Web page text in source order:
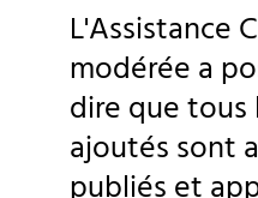
L'Assistance
modérée a
dire que tous
ajoutés sont